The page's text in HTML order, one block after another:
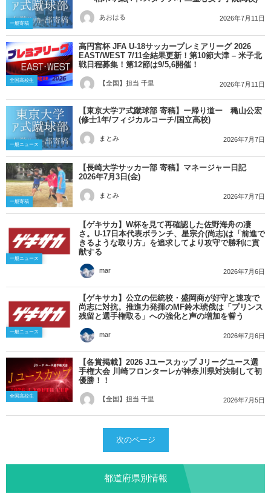
一般寄稿
あおはる 2026年7月11日
全国高校生
高円宮杯 JFA U-18サッカープレミアリーグ 2026
EAST/WEST 7/11全結果更新！第10節大津 – 米子北
戦日程募集！第12節は9/5,6開催！
【全国】担当 千里 2026年7月11日
一般ニュース
【東京大学ア式蹴球部 寄稿】ー帰り道ー 穐山公宏
(修士1年/フィジカルコーチ/国立高校)
まとみ 2026年7月7日
一般寄稿
【長崎大学サッカー部 寄稿】マネージャー日記
2026年7月3日(金)
まとみ 2026年7月7日
一般ニュース
【ゲキサカ】W杯を見て再確認した佐野海舟の凄
さ。U-17日本代表ボランチ、星宗介(尚志)は「前進で
きるような取り方」を追求してより攻守で勝利に貢
献する
mar 2026年7月6日
一般ニュース
【ゲキサカ】公立の伝統校・盛岡商が好守と速攻で
尚志に対抗。推進力発揮のMF鈴木琥俄は「プリンス
残留と選手権取る」への強化と声の増加を誓う
mar 2026年7月6日
全国高校生
【各賞掲載】2026 Jユースカップ Jリーグユース選
手権大会 川崎フロンターレが神奈川県対決制して初
優勝！！
【全国】担当 千里 2026年7月5日
次のページ
都道府県別情報